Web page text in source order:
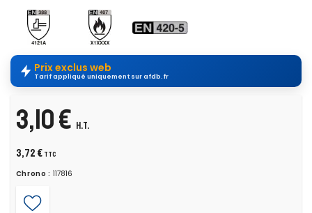
Prix exclus web
Tarif appliqué uniquement sur afdb.fr
3,10 € H.T.
3,72 € TTC
Chrono : 117816